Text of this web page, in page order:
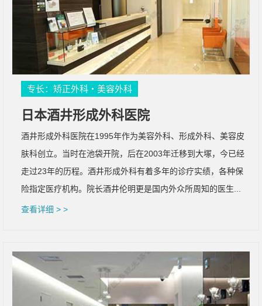
专长：矫正外科・美容外科
日本酒井形成外科医院
酒井形成外科医院在1995年作为美容外科、形成外科、美容皮
肤科创立。当时在池袋开院，后在2003年迁移到大塚，今已经
走过23年的历程。酒井形成外科有着多年的诊疗实绩，各种保
险指定医疗机构。院长酒井伦明更是国内外众所周知的医生...
查看详细 > >